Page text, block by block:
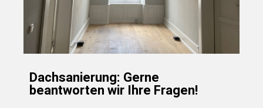
Dachsanierung: Gerne
beantworten wir Ihre Fragen!